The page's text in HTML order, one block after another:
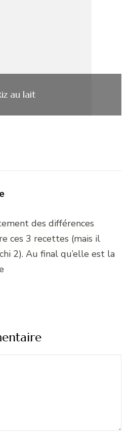
au lait
des différences
ces 3 recettes (mais il
2). Au final qu’elle est la